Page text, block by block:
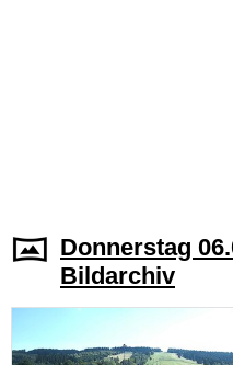
Donnerstag
Bildarchiv